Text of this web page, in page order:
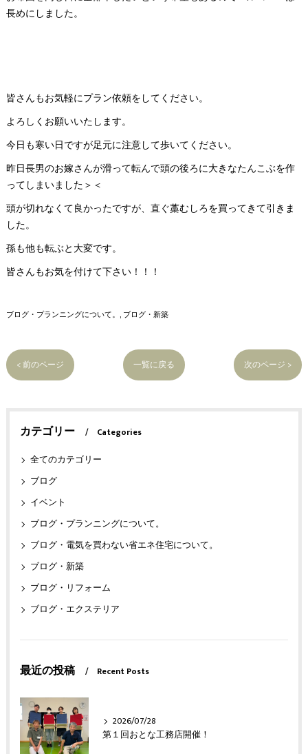
長めにしました。
皆さんもお気軽にプラン依頼をしてください。
よろしくお願いいたします。
今日も寒い日ですが足元に注意して歩いてください。
昨日長男のお嫁さんが滑って転んで頭の後ろに大きなたんこぶを作
ってしまいました＞＜
頭が切れなくて良かったですが、直ぐ藁むしろを買ってきて引きま
した。
孫も他も転ぶと大変です。
皆さんもお気を付けて下さい！！！
ブログ・プランニングについて。 ブログ・新築
< 前のページ 一覧に戻る 次のページ >
カテゴリー
Categories
全てのカテゴリー
ブログ
イベント
ブログ・プランニングについて。
ブログ・電気を買わない省エネ住宅について。
ブログ・新築
ブログ・リフォーム
ブログ・エクステリア
最近の投稿 Recent Posts
2026/07/28
第１回おとな工務店開催！